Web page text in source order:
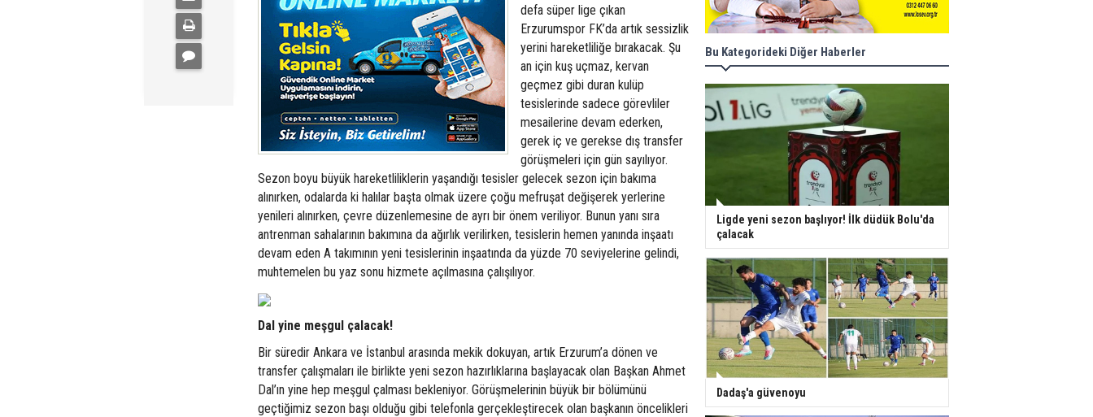
defa süper lige çıkan
Erzurumspor FK’da artık sessizlik
yerini hareketliliğe bırakacak. Şu
an için kuş uçmaz, kervan
geçmez gibi duran kulüp
tesislerinde sadece görevliler
mesailerine devam ederken,
gerek iç ve gerekse dış transfer
görüşmeleri için gün sayılıyor.
Sezon boyu büyük hareketliliklerin yaşandığı tesisler gelecek sezon için bakıma
alınırken, odalarda ki halılar başta olmak üzere çoğu mefruşat değişerek yerlerine
yenileri alınırken, çevre düzenlemesine de ayrı bir önem veriliyor. Bunun yanı sıra
antrenman sahalarının bakımına da ağırlık verilirken, tesislerin hemen yanında inşaatı
devam eden A takımının yeni tesislerinin inşaatında da yüzde 70 seviyelerine gelindi,
muhtemelen bu yaz sonu hizmete açılmasına çalışılıyor.
Dal yine meşgul çalacak!
Bir süredir Ankara ve İstanbul arasında mekik dokuyan, artık Erzurum’a dönen ve
transfer çalışmaları ile birlikte yeni sezon hazırlıklarına başlayacak olan Başkan Ahmet
Dal’ın yine hep meşgul çalması bekleniyor. Görüşmelerinin büyük bir bölümünü
geçtiğimiz sezon başı olduğu gibi telefonla gerçekleştirecek olan başkanın öncelikleri
Bu Kategorideki Diğer Haberler
Ligde yeni sezon başlıyor! İlk düdük Bolu'da
çalacak
Dadaş'a güvenoyu